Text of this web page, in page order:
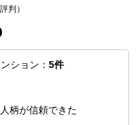
判）
ション： 5件
柄が信頼できた